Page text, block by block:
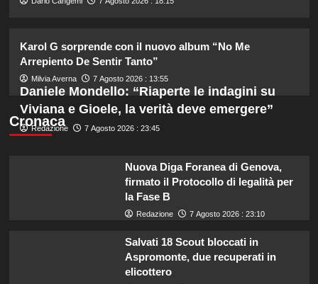
3
Marzia: vacanza da sogno in
Sardegna!
Tradimenti di Benjamin Mascolo:
Bella Thorne rivela i segreti nascosti
Dove Cameron in Italia: vacanze da
sogno con le amiche prima del
matrimonio con Damiano David.
Karol G sorprende con il nuovo album “No Me
Arrepiento De Sentir Tanto”
Milvia Averna 7 Agosto 2026 : 13:55
Cronaca
Daniele Mondello: “Riaperte le indagini su
Viviana e Gioele, la verità deve emergere”
Redazione 7 Agosto 2026 : 23:45
Nuova Diga Foranea di Genova,
firmato il Protocollo di legalità per
la Fase B
Redazione 7 Agosto 2026 : 23:10
Salvati 18 Scout bloccati in
Aspromonte, due recuperati in
elicottero